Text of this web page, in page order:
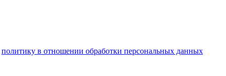
политику в отношении обработки персональных данных